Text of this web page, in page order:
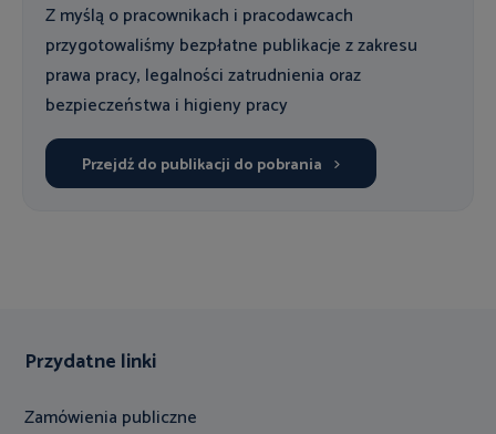
Z myślą o pracownikach i pracodawcach
przygotowaliśmy bezpłatne publikacje z zakresu
prawa pracy, legalności zatrudnienia oraz
bezpieczeństwa i higieny pracy
Przejdź do publikacji do pobrania
Przydatne linki
Zamówienia publiczne